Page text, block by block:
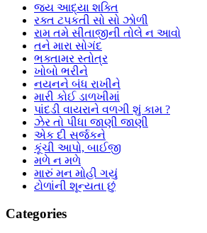
જય આદ્યા શક્તિ
રક્ત ટપકતી સો સો ઝોળી
રામ તમે સીતાજીની તોલે ન આવો
તને મારા સોગંદ
ભક્તામર સ્તોત્ર
ખોબો ભરીને
નયનને બંધ રાખીને
મારી કોઈ ડાળખીમાં
પાંદડી વાયરાને વળગી શું કામ ?
ઝેર તો પીધા જાણી જાણી
એક દી સર્જકને
કૂંચી આપો, બાઈજી
મળે ન મળે
મારું મન મોહી ગયું
ટોળાંની શૂન્યતા છું
Categories